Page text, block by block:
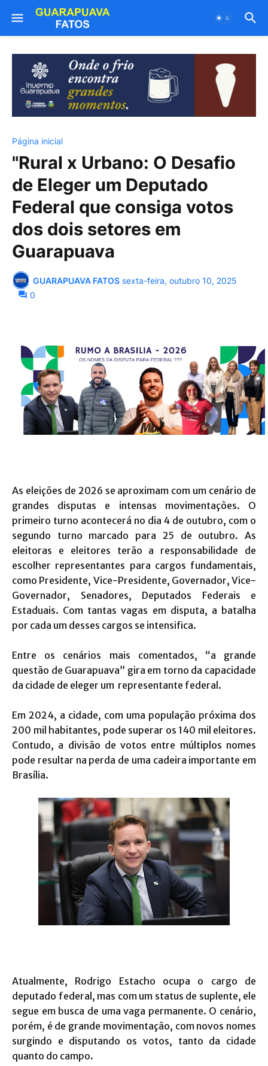
Página inicial
"Rural x Urbano: O Desafio
de Eleger um Deputado
Federal que consiga votos
dos dois setores em
Guarapuava
GUARAPUAVA FATOS sexta-feira, outubro 10, 2025
0
As eleições de 2026 se aproximam com um cenário de
grandes disputas e intensas movimentações. O
primeiro turno acontecerá no dia 4 de outubro, com o
segundo turno marcado para 25 de outubro. As
eleitoras e eleitores terão a responsabilidade de
escolher representantes para cargos fundamentais,
como Presidente, Vice-Presidente, Governador, Vice-
Governador, Senadores, Deputados Federais e
Estaduais. Com tantas vagas em disputa, a batalha
por cada um desses cargos se intensifica.
Entre os cenários mais comentados, “a grande
questão de Guarapuava” gira em torno da capacidade
da cidade de eleger um representante federal.
Em 2024, a cidade, com uma população próxima dos
200 mil habitantes, pode superar os 140 mil eleitores.
Contudo, a divisão de votos entre múltiplos nomes
pode resultar na perda de uma cadeira importante em
Brasília.
Atualmente, Rodrigo Estacho ocupa o cargo de
deputado federal, mas com um status de suplente, ele
segue em busca de uma vaga permanente. O cenário,
porém, é de grande movimentação, com novos nomes
surgindo e disputando os votos, tanto da cidade
quanto do campo.